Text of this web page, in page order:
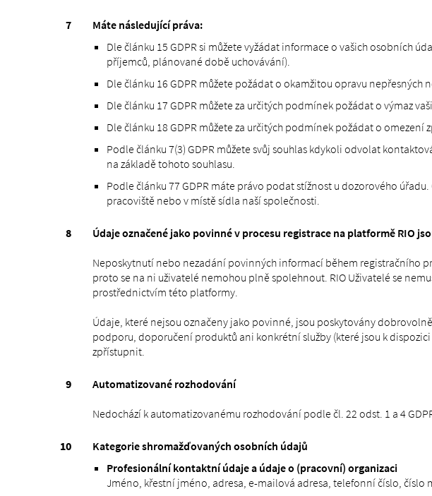
Máte následující práva:
Dle článku 15 GDPR si můžete vyžádat informace o vašich osobních
příjemců, plánované době uchovávání).
Dle článku 16 GDPR můžete požádat o okamžitou opravu nepřesných
Dle článku 17 GDPR můžete za určitých podmínek požádat o výmaz
Dle článku 18 GDPR můžete za určitých podmínek požádat o omezení
Podle článku 7(3) GDPR můžete svůj souhlas kdykoli odvolat
na základě tohoto souhlasu.
Podle článku 77 GDPR máte právo podat stížnost u dozorového
pracoviště nebo v místě sídla naší společnosti.
Údaje označené jako povinné v procesu registrace na platformě RIO
Neposkytnutí nebo nezadání povinných informací během registračního
proto se na ni uživatelé nemohou plně spolehnout. RIO Uživatelé se
prostřednictvím této platformy.
Údaje, které nejsou označeny jako povinné, jsou poskytovány
podporu, doporučení produktů ani konkrétní služby (které jsou k
zpřístupnit.
Automatizované rozhodování
Nedochází k automatizovanému rozhodování podle čl. 22 odst. 1 a 4
Kategorie shromažďovaných osobních údajů
Profesionální kontaktní údaje a údaje o (pracovní) organizaci
Jméno, křestní jméno, adresa, e-mailová adresa, telefonní číslo,